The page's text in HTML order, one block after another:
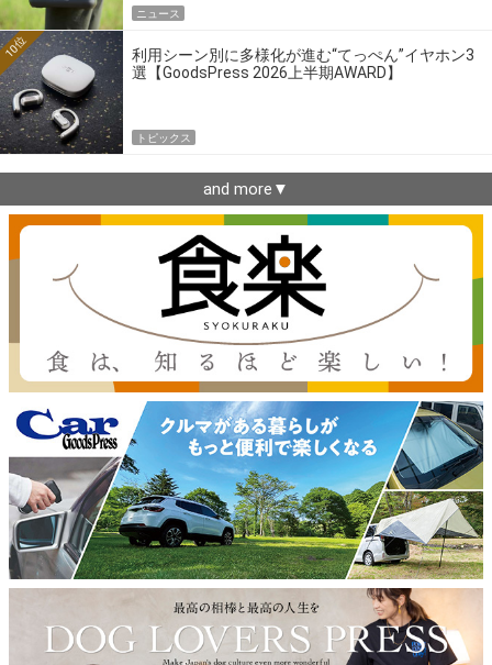
ニュース
利用シーン別に多様化が進む“てっぺん”イヤホン3
選【GoodsPress 2026上半期AWARD】
10位
トピックス
and more▼